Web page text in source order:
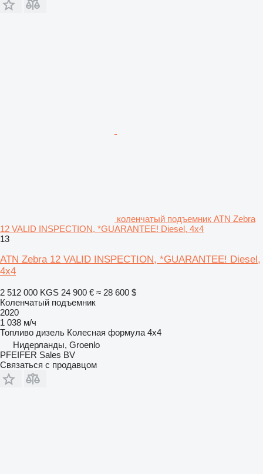
коленчатый подъемник ATN Zebra
12 VALID INSPECTION, *GUARANTEE! Diesel, 4x4
13
ATN Zebra 12 VALID INSPECTION, *GUARANTEE! Diesel,
4x4
2 512 000 KGS 24 900 € ≈ 28 600 $
Коленчатый подъемник
2020
1 038 м/ч
Топливо дизель Колесная формула 4x4
Нидерланды, Groenlo
PFEIFER Sales BV
Связаться с продавцом